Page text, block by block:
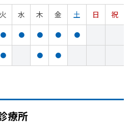
火 水 木 金 土 日
祝
● ● ● ● ●
● ● ●
療所